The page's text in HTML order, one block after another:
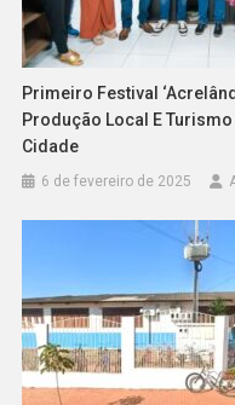
Primeiro Festival
Produção Local E
Cidade
6 de fevereiro de 2025